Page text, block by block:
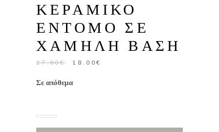
ΚΕΡΑΜΙΚΟ
ΕΝΤΟΜΟ ΣΕ
ΧΑΜΗΛΗ ΒΑΣΗ
27.00€
Original
was:
18.00€
Σε απόθεμα